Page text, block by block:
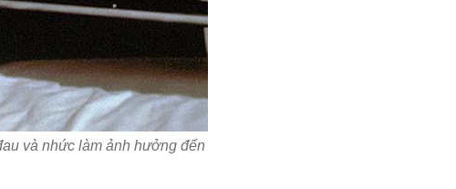
và nhức làm ảnh hưởng đến